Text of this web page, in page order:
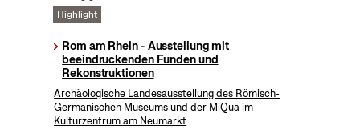
Highlight
Rom am Rhein - Ausstellung mit
beeindruckenden Funden und
Rekonstruktionen
Archäologische Landesausstellung des Römisch-
Germanischen Museums und der MiQua im
Kulturzentrum am Neumarkt